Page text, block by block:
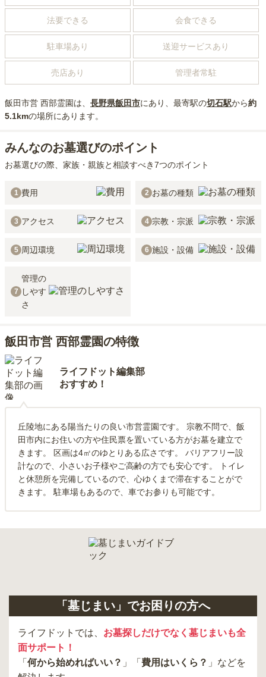
法要できる 会食できる
駐車場あり 送迎サービスあり
売店あり 管理者常駐
飯田市営 西部霊園は、 長野県飯田市にあり 、最寄駅の切石駅から約
5.1kmの場所にあり ます。
みんなのお墓選びのポイント
お墓選びの際、家族・親族と相談すべき7つのポイント
1 費用 2 お墓の種類
3 アクセス 4 宗教・宗派
5 周辺環境 6 施設・設備
7
管理の
しやす
さ
飯田市営 西部霊園の特徴
ライフドット編集部
おすすめ！
丘陵地にある陽当たりの良い市営霊園です。 宗教不問で、飯
田市内にお住いの方や住民票を置いている方がお墓を建立で
きます。 区画は4㎡のゆとりある広さです。 バリアフリー設
計なので、小さいお子様やご高齢の方でも安心です。 トイレ
と休憩所を完備しているので、心ゆくまで滞在することがで
きます。 駐車場もあるので、車でお参りも可能です。
「墓じまい」でお困りの方へ
ライフドットでは、 お墓探しだけでなく墓じまいも全
面サポート！
「 何から始めればいい？ 」「 費用はいくら？ 」などを